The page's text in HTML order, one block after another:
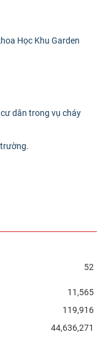
Học Khu Garden
dân trong vụ cháy
52
11,565
119,916
44,636,271